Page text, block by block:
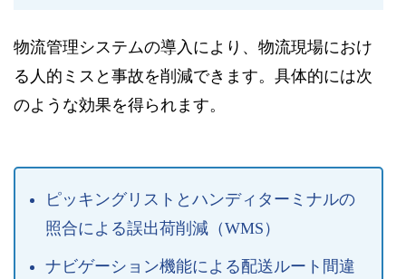
物流管理システムの導入により、物流現場におけ
る人的ミスと事故を削減できます。具体的には次
のような効果を得られます。
ピッキングリストとハンディターミナルの
照合による誤出荷削減（WMS）
ナビゲーション機能による配送ルート間違